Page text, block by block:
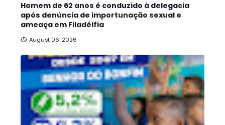
Homem de 62 anos é conduzido à delegacia
após denúncia de importunação sexual e
ameaça em Filadélfia
August 06, 2026